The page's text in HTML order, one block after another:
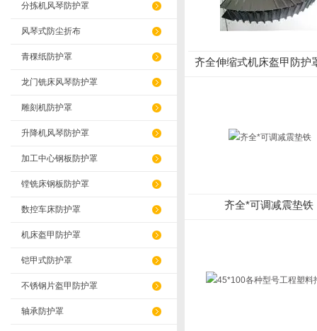
分拣机风琴防护罩
风琴式防尘折布
青稞纸防护罩
龙门铣床风琴防护罩
雕刻机防护罩
升降机风琴防护罩
加工中心钢板防护罩
镗铣床钢板防护罩
数控车床防护罩
机床盔甲防护罩
铠甲式防护罩
不锈钢片盔甲防护罩
轴承防护罩
齐全伸缩式机床盔甲防护
齐全*可调减震垫铁